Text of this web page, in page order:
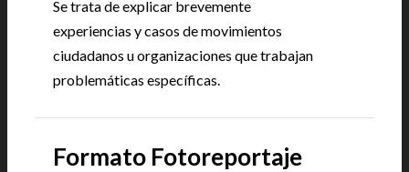
Se trata de explicar brevemente
experiencias y casos de movimientos
ciudadanos u organizaciones que trabajan
problemáticas específicas.
Formato Fotoreportaje